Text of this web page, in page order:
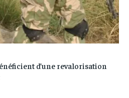
d’une revalorisation